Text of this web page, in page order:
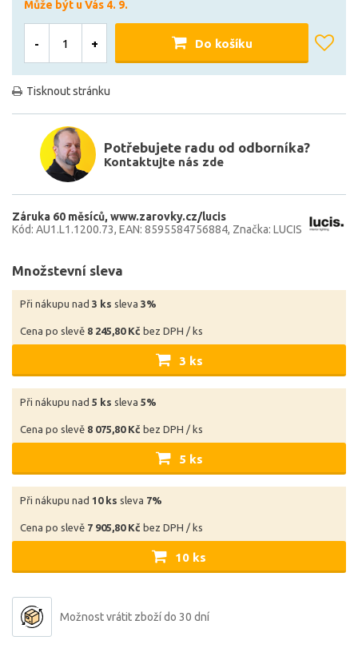
Může být u Vás 4. 9.
- + Do košíku
Tisknout stránku
Potřebujete radu od odborníka?
Kontaktujte nás zde
Záruka 60 měsíců www.zarovky.cz/lucis
Kód: AU1.L1.1200.73 EAN: 8595584756884 Značka: LUCIS
Množstevní sleva
Při nákupu nad 3 ks sleva 3%
Cena po slevě 8 245,80 Kč bez DPH / ks
3 ks
Při nákupu nad 5 ks sleva 5%
Cena po slevě 8 075,80 Kč bez DPH / ks
5 ks
Při nákupu nad 10 ks sleva 7%
Cena po slevě 7 905,80 Kč bez DPH / ks
10 ks
Možnost vrátit zboží do 30 dní